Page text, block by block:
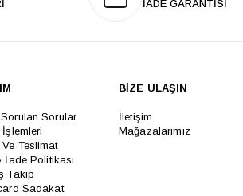
İADE GARANTİSİ
Sorulan Sorular
Teslimat
İade Politikası
Takip
Sadakat
BİZE ULAŞIN
İletişim
Mağazalarımız